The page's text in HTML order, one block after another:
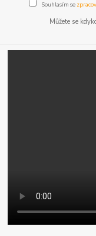
Souhlasím se
Můžete se